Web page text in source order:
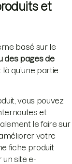
et
basé sur le
des pages de
qu’une partie
vous pouvez
et
le faire sur
votre
fiche produit
un site e-